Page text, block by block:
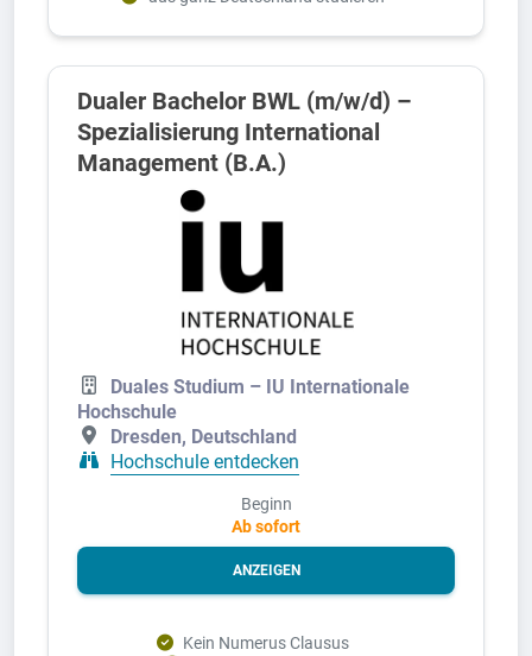
Dualer Bachelor BWL (m/w/d) –
Spezialisierung International
Management (B.A.)
Duales Studium – IU Internationale
Hochschule
Dresden, Deutschland
Hochschule entdecken
Beginn
Ab sofort
ANZEIGEN
Kein Numerus Clausus